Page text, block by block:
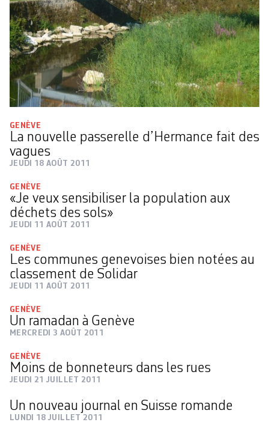
GENÈVE
La nouvelle passerelle d’Hermance fait des
vagues
JEUDI 18 AOÛT 2011
GENÈVE
«Je veux sensibiliser la population aux
déchets des sols»
JEUDI 11 AOÛT 2011
GENÈVE
Les communes genevoises bien notées au
classement de Solidar
JEUDI 11 AOÛT 2011
GENÈVE
Un ramadan à Genève
MERCREDI 3 AOÛT 2011
GENÈVE
Moins de bonneteurs dans les rues
JEUDI 21 JUILLET 2011
Un nouveau journal en Suisse romande
LUNDI 18 JUILLET 2011